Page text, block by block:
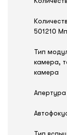
501210 Мп
Тип
камера,
камера
Тип